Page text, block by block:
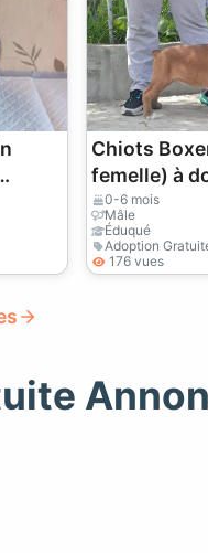
Chiots
femelle) à
0-6 mois
Mâle
Éduqué
Adoption
176 vues